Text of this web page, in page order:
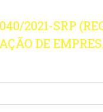
2021-SRP
DE